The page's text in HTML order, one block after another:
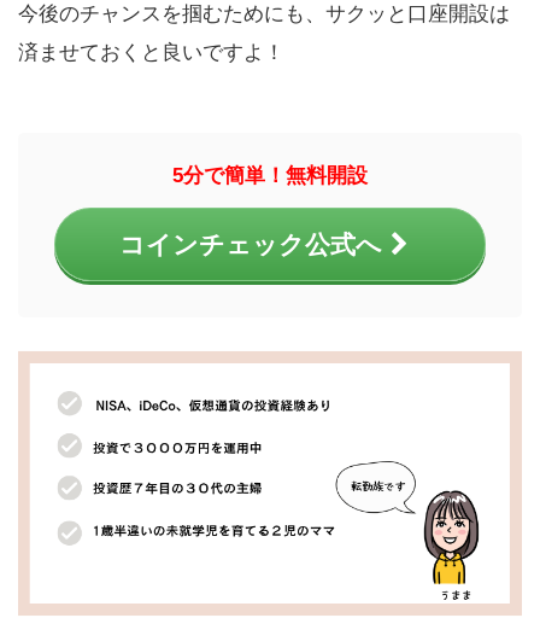
今後のチャンスを掴むためにも、サクッと口座開設は
済ませておくと良いですよ！
5分で簡単！無料開設
コインチェック公式へ